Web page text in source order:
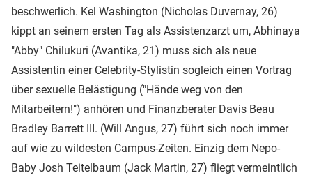
beschwerlich. Kel Washington (Nicholas Duvernay, 26)
kippt an seinem ersten Tag als Assistenzarzt um, Abhinaya
"Abby" Chilukuri (Avantika, 21) muss sich als neue
Assistentin einer Celebrity-Stylistin sogleich einen Vortrag
über sexuelle Belästigung ("Hände weg von den
Mitarbeitern!") anhören und Finanzberater Davis Beau
Bradley Barrett III. (Will Angus, 27) führt sich noch immer
auf wie zu wildesten Campus-Zeiten. Einzig dem Nepo-
Baby Josh Teitelbaum (Jack Martin, 27) fliegt vermeintlich